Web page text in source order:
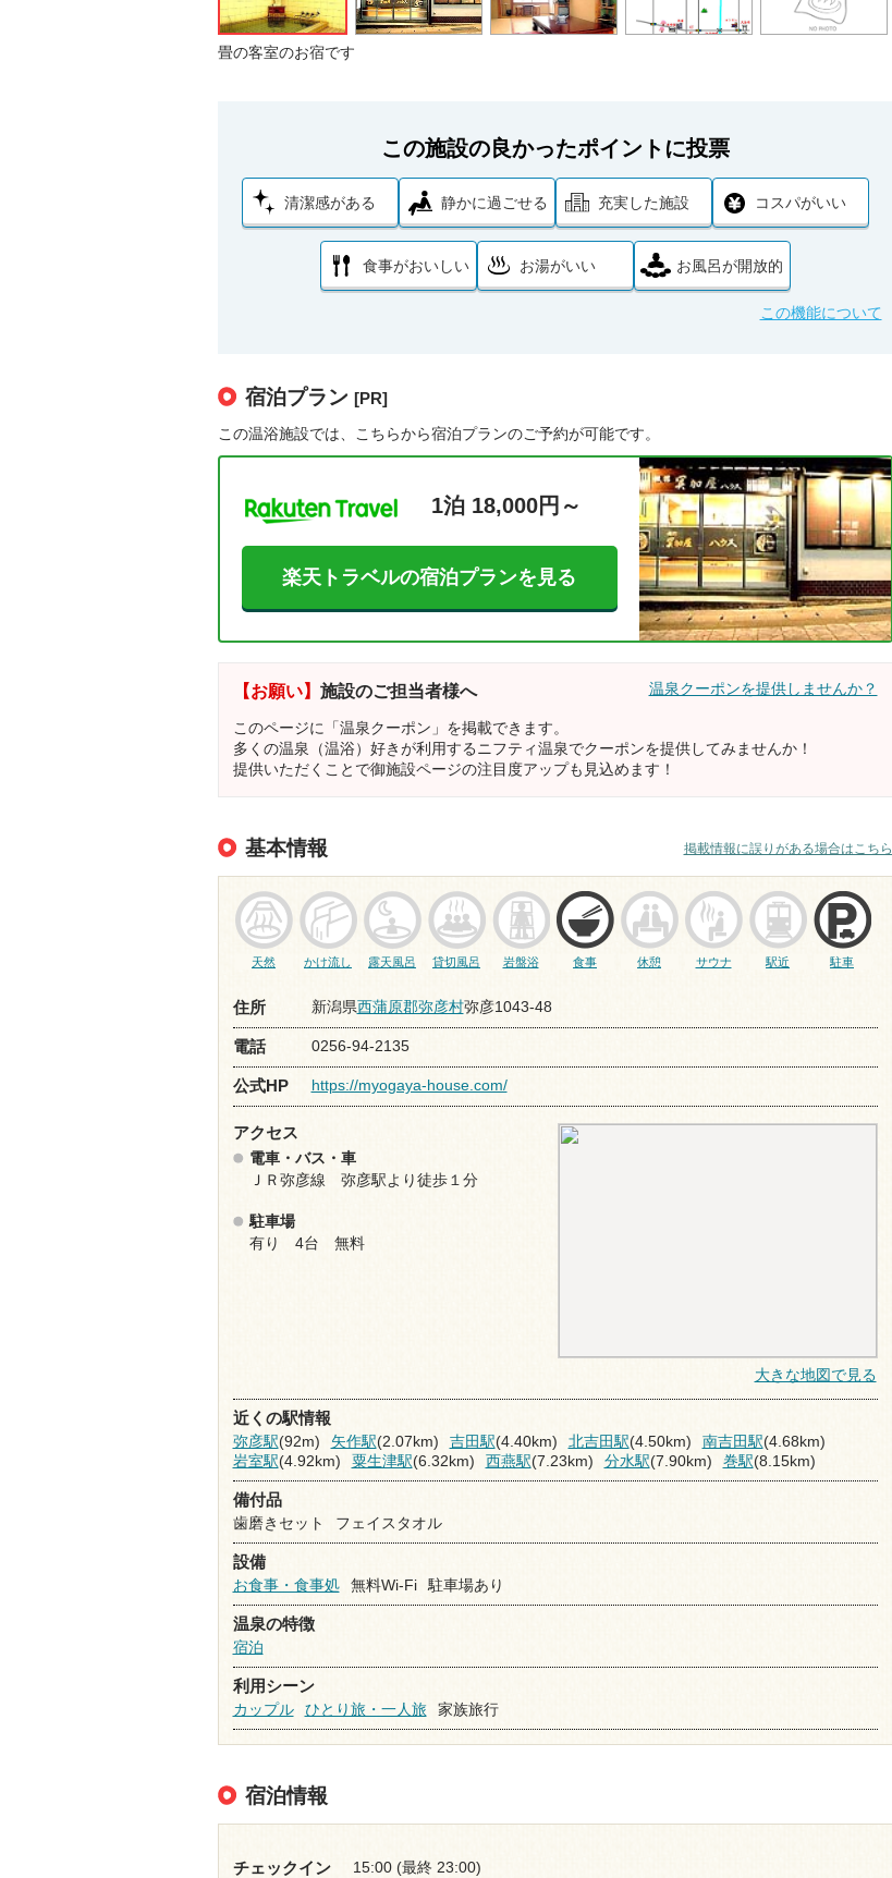
畳の客室のお宿です
この施設の良かったポイントに投票
清潔感がある 静かに過ごせる 充実した施設 コスパがいい
食事がおいしい お湯がいい お風呂が開放的
この機能について
宿泊プラン [PR]
この温浴施設では、こちらから宿泊プランのご予約が可能です。
1泊 18,000円～
楽天トラベルの宿泊プランを見る
【お願い】 施設のご担当者様へ 温泉クーポンを提供しませんか？
このページに「温泉クーポン」を掲載できます。
多くの温泉（温浴）好きが利用するニフティ温泉でクーポンを提供してみませんか！
提供いただくことで御施設ページの注目度アップも見込めます！
基本情報 掲載情報に誤りがある場合はこちら
天然 かけ流し 露天風呂 貸切風呂 岩盤浴 食事 休憩 サウナ 駅近 駐車
住所 新潟県西蒲原郡弥彦村弥彦1043-48
電話 0256-94-2135
公式HP https://myogaya-house.com/
アクセス
電車・バス・車
ＪＲ弥彦線 弥彦駅より徒歩１分
駐車場
有り 4台 無料
大きな地図で見る
近くの駅情報
弥彦駅(92m) 矢作駅(2.07km) 吉田駅(4.40km) 北吉田駅(4.50km) 南吉田駅(4.68km)
岩室駅(4.92km) 粟生津駅(6.32km) 西燕駅(7.23km) 分水駅(7.90km) 巻駅(8.15km)
備付品
歯磨きセット
フェイスタオル
設備
お食事・食事処
無料Wi-Fi 駐車場あり
温泉の特徴
宿泊
利用シーン
カップル
ひとり旅・一人旅 家族旅行
宿泊情報
チェックイン 15:00 (最終 23:00)